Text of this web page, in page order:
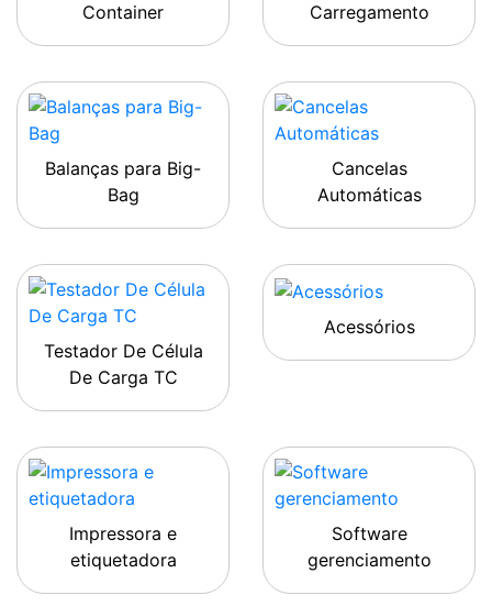
Container
Carregamento
Balanças para Big-
Bag
Cancelas
Automáticas
Testador De Célula
De Carga TC
Acessórios
Impressora e
etiquetadora
Software
gerenciamento